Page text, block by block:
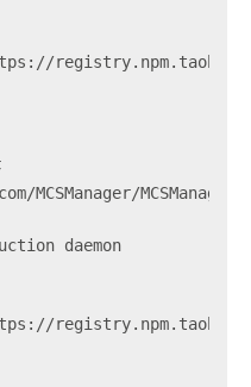
daemon